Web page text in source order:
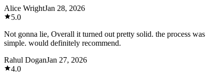
Alice WrightJan 28, 2026
5.0
Not gonna lie, Overall it turned out pretty solid. the process was
simple. would definitely recommend.
Rahul DoganJan 27, 2026
4.0